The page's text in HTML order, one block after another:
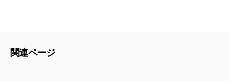
関連ページ